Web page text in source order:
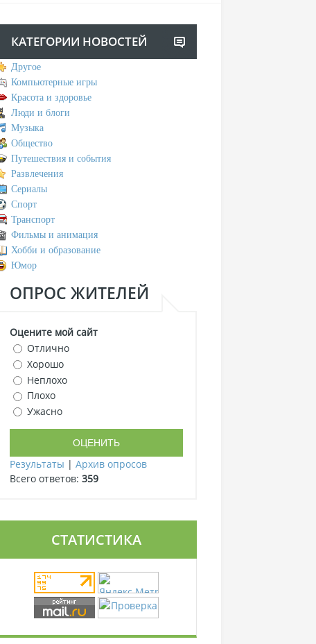
КАТЕГОРИИ НОВОСТЕЙ
Другое
Компьютерные игры
Красота и здоровье
Люди и блоги
Музыка
Общество
Путешествия и события
Развлечения
Сериалы
Спорт
Транспорт
Фильмы и анимация
Хобби и образование
Юмор
ОПРОС ЖИТЕЛЕЙ
Оцените мой сайт
Отлично
Хорошо
Неплохо
Плохо
Ужасно
Результаты | Архив опросов
Всего ответов: 359
СТАТИСТИКА